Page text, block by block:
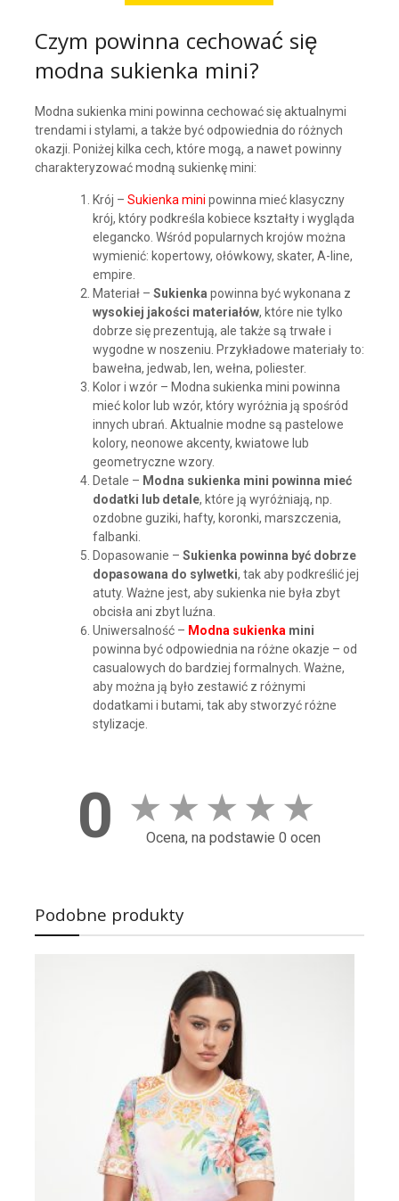
Czym powinna cechować się
modna sukienka mini?
Modna sukienka mini powinna cechować się aktualnymi
trendami i stylami, a także być odpowiednia do różnych
okazji. Poniżej kilka cech, które mogą, a nawet powinny
charakteryzować modną sukienkę mini:
Krój – Sukienka mini powinna mieć klasyczny
krój, który podkreśla kobiece kształty i wygląda
elegancko. Wśród popularnych krojów można
wymienić: kopertowy, ołówkowy, skater, A-line,
empire.
Materiał – Sukienka powinna być wykonana z
wysokiej jakości materiałów, które nie tylko
dobrze się prezentują, ale także są trwałe i
wygodne w noszeniu. Przykładowe materiały to:
bawełna, jedwab, len, wełna, poliester.
Kolor i wzór – Modna sukienka mini powinna
mieć kolor lub wzór, który wyróżnia ją spośród
innych ubrań. Aktualnie modne są pastelowe
kolory, neonowe akcenty, kwiatowe lub
geometryczne wzory.
Detale – Modna sukienka mini powinna mieć
dodatki lub detale, które ją wyróżniają, np.
ozdobne guziki, hafty, koronki, marszczenia,
falbanki.
Dopasowanie – Sukienka powinna być dobrze
dopasowana do sylwetki, tak aby podkreślić jej
atuty. Ważne jest, aby sukienka nie była zbyt
obcisła ani zbyt luźna.
Uniwersalność – Modna sukienka mini
powinna być odpowiednia na różne okazje – od
casualowych do bardziej formalnych. Ważne,
aby można ją było zestawić z różnymi
dodatkami i butami, tak aby stworzyć różne
stylizacje.
0 ★ ★ ★ ★ ★
Ocena, na podstawie 0 ocen
Podobne produkty